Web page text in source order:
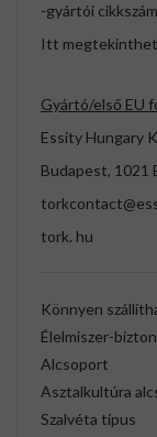
-gyártói
Itt
Gyártó/első EU
Essity Hungary
Budapest, 1021
tork. hu
Könnyen
Élelmiszer-
Alcsoport
Asztalkultúra
Szalvéta típus